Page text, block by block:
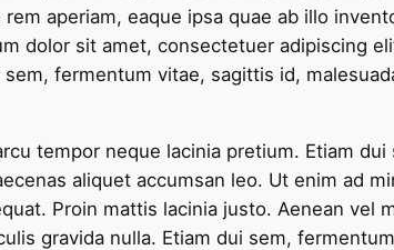
t
:
2
t
:
2
aperiam, eaque ipsa quae ab illo
dolor sit amet, consectetuer adipiscing
fermentum vitae, sagittis id,
tempor neque lacinia pretium. Etiam
aliquet accumsan leo. Ut enim ad
Proin mattis lacinia justo. Aenean vel
gravida nulla. Etiam dui sem,